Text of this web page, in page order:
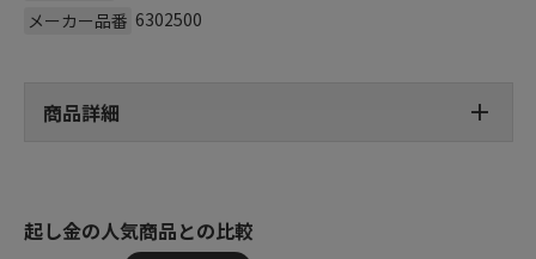
メーカー品番 6302500
商品詳細
起し金の人気商品との比較